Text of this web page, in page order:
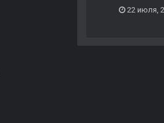
22 июля,